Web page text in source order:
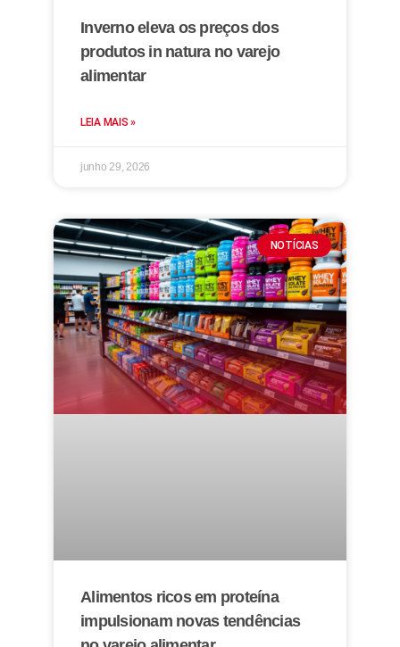
Inverno eleva os preços dos
produtos in natura no varejo
alimentar
LEIA MAIS »
junho 29, 2026
NOTÍCIAS
Alimentos ricos em proteína
impulsionam novas tendências